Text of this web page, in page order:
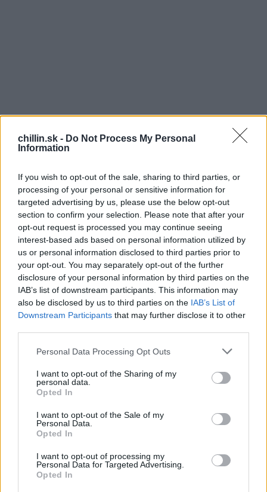
chillin.sk - Do Not Process My Personal
Information
If you wish to opt-out of the sale, sharing to third parties, or
processing of your personal or sensitive information for
targeted advertising by us, please use the below opt-out
section to confirm your selection. Please note that after your
opt-out request is processed you may continue seeing
interest-based ads based on personal information utilized by
us or personal information disclosed to third parties prior to
your opt-out. You may separately opt-out of the further
disclosure of your personal information by third parties on the
IAB’s list of downstream participants. This information may
also be disclosed by us to third parties on the IAB’s List of
Downstream Participants that may further disclose it to other
Personal Data Processing Opt Outs
I want to opt-out of the Sharing of my
personal data.
Opted In
I want to opt-out of the Sale of my
Personal Data.
Opted In
I want to opt-out of processing my
Personal Data for Targeted Advertising.
Opted In
P
lesová sezóna sa pomaly ale isto blíži ku koncu.
Aj tento rok divy slovenského šoubiznisu
svoje prednosti a predviedli svoju
nepopierateľnú krásu. Výnimkou nebola ani Zuzana
Plačková, ktorá sa so svojou láskou ukázala na plese v
kráľovsky modrej róbe. Týmto outfitom rozhodne
vyrazila dych nielen svojim verným fanúšikom ale aj
kritikom. No uznajte, nebola nádherná?
prečítaj si aj:
Toto dievčatko už vyhralo viac ako 300
Zdroj: Instagram titulná foto:
Dôverujte si, rozprávajte sa a užívajte si: 6 tipov, ako mať z intímneho
zblíženia intenzívnejší pôžitok
22. septembra 2025
S
e
a
f
o
r
: